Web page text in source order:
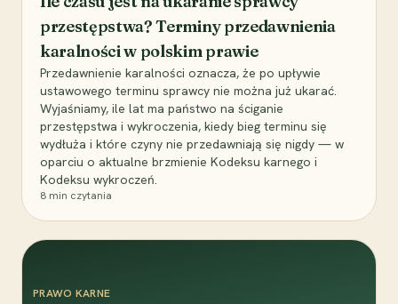
przestępstwa? Terminy przedawnienia
karalności w polskim prawie
Przedawnienie karalności oznacza, że po upływie
ustawowego terminu sprawcy nie można już ukarać.
Wyjaśniamy, ile lat ma państwo na ściganie
przestępstwa i wykroczenia, kiedy bieg terminu się
wydłuża i które czyny nie przedawniają się nigdy — w
oparciu o aktualne brzmienie Kodeksu karnego i
Kodeksu wykroczeń.
8 min czytania
PRAWO KARNE